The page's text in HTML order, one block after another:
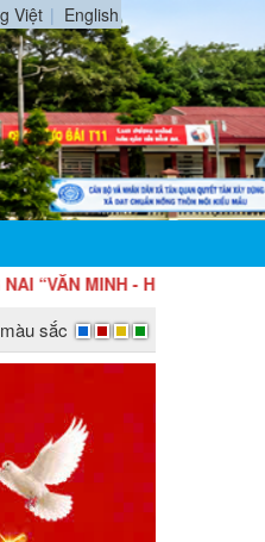
Việt English
- HIỆN ĐẠI - HẠNH PHÚC”
sắc